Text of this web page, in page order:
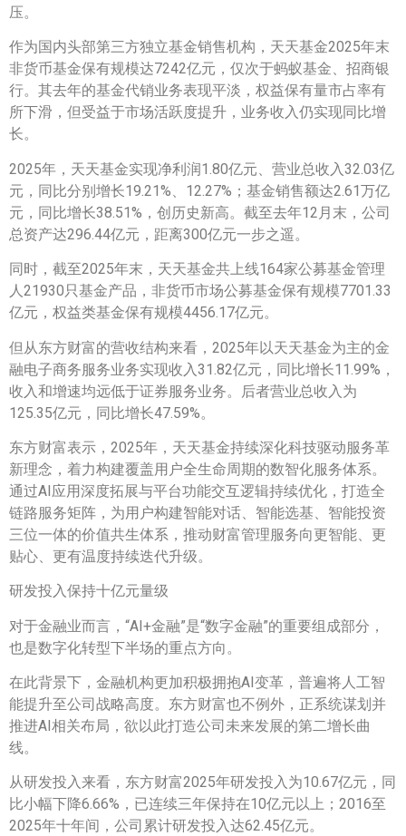
压。
作为国内头部第三方独立基金销售机构，天天基金2025年末
非货币基金保有规模达7242亿元，仅次于蚂蚁基金、招商银
行。其去年的基金代销业务表现平淡，权益保有量市占率有
所下滑，但受益于市场活跃度提升，业务收入仍实现同比增
长。
2025年，天天基金实现净利润1.80亿元、营业总收入32.03亿
元，同比分别增长19.21%、12.27%；基金销售额达2.61万亿
元，同比增长38.51%，创历史新高。截至去年12月末，公司
总资产达296.44亿元，距离300亿元一步之遥。
同时，截至2025年末，天天基金共上线164家公募基金管理
人21930只基金产品，非货币市场公募基金保有规模7701.33
亿元，权益类基金保有规模4456.17亿元。
但从东方财富的营收结构来看，2025年以天天基金为主的金
融电子商务服务业务实现收入31.82亿元，同比增长11.99%，
收入和增速均远低于证券服务业务。后者营业总收入为
125.35亿元，同比增长47.59%。
东方财富表示，2025年，天天基金持续深化科技驱动服务革
新理念，着力构建覆盖用户全生命周期的数智化服务体系。
通过AI应用深度拓展与平台功能交互逻辑持续优化，打造全
链路服务矩阵，为用户构建智能对话、智能选基、智能投资
三位一体的价值共生体系，推动财富管理服务向更智能、更
贴心、更有温度持续迭代升级。
研发投入保持十亿元量级
对于金融业而言，“AI+金融”是“数字金融”的重要组成部分，
也是数字化转型下半场的重点方向。
在此背景下，金融机构更加积极拥抱AI变革，普遍将人工智
能提升至公司战略高度。东方财富也不例外，正系统谋划并
推进AI相关布局，欲以此打造公司未来发展的第二增长曲
线。
从研发投入来看，东方财富2025年研发投入为10.67亿元，同
比小幅下降6.66%，已连续三年保持在10亿元以上；2016至
2025年十年间，公司累计研发投入达62.45亿元。